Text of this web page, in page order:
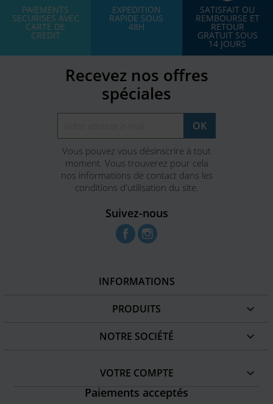
PAIEMENTS
SECURISES AVEC
CARTE DE
CREDIT
EXPEDITION
RAPIDE SOUS
48H
SATISFAIT OU
REMBOURSE ET
RETOUR
GRATUIT SOUS
14 JOURS
Recevez nos offres
spéciales
Vous pouvez vous désinscrire à tout
moment. Vous trouverez pour cela
nos informations de contact dans les
conditions d'utilisation du site.
Suivez-nous
Facebook
INFORMATIONS
PRODUITS 
NOTRE SOCIÉTÉ 
VOTRE COMPTE

Paiements acceptés